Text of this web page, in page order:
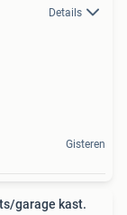
Details
Gisteren
garage kast.